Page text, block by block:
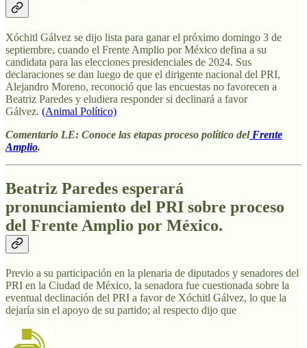
Xóchitl Gálvez se dijo lista para ganar el próximo domingo 3 de
septiembre, cuando el Frente Amplio por México defina a su
candidata para las elecciones presidenciales de 2024. Sus
declaraciones se dan luego de que el dirigente nacional del PRI,
Alejandro Moreno, reconoció que las encuestas no favorecen a
Beatriz Paredes y eludiera responder si declinará a favor
Gálvez. (Animal Político)
Comentario LE: Conoce las etapas proceso político delFrente
Amplio.
Beatriz Paredes esperará
pronunciamiento del PRI sobre proceso
del Frente Amplio por México.
Previo a su participación en la plenaria de diputados y senadores del
PRI en la Ciudad de México, la senadora fue cuestionada sobre la
eventual declinación del PRI a favor de Xóchitl Gálvez, lo que la
dejaría sin el apoyo de su partido; al respecto dijo que